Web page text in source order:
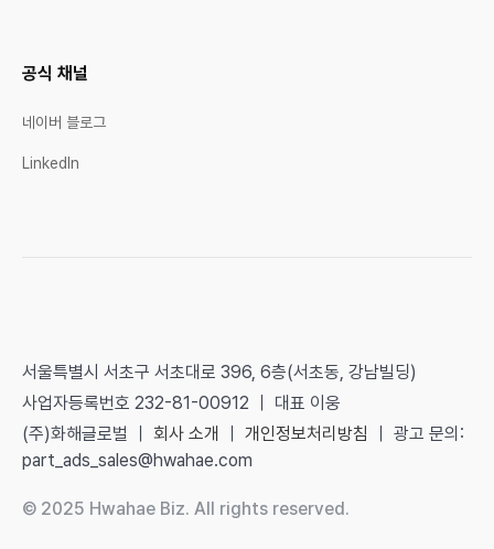
공식 채널
네이버 블로그
LinkedIn
서울특별시 서초구 서초대로 396, 6층(서초동, 강남빌딩)
사업자등록번호 232-81-00912 ｜ 대표 이웅
(주)화해글로벌 ｜ 회사 소개 개인정보처리방침
｜ 광고 문의:
part_ads_sales@hwahae.com
© 2025 Hwahae Biz. All rights reserved.